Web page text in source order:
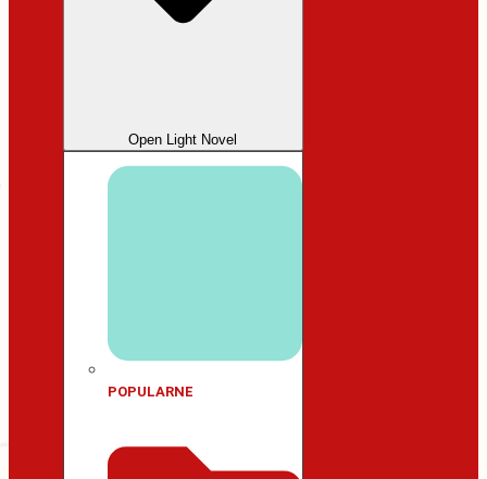
Open Light Novel
POPULARNE